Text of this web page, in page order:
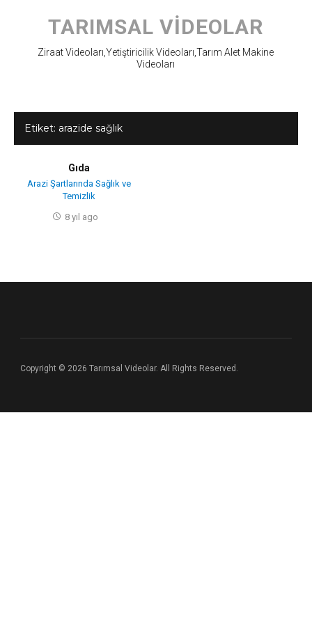
content
TARIMSAL VIDEOLAR
Ziraat Videoları,Yetiştiricilik Videoları,Tarım Alet Makine
Videoları
Etiket: arazide sağlık
Gıda
Arazi Şartlarında Sağlık ve
Temizlik
8 yıl ago
Copyright © 2026 Tarımsal Videolar. All Rights Reserved.